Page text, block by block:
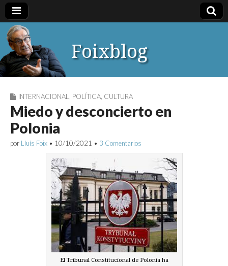
Foixblog
INTERNACIONAL POLÍTICA CULTURA
Miedo y desconcierto en
Polonia
por Lluís Foix • 10/10/2021 • 3 Comentarios
El Tribunal Constitucional de Polonia ha